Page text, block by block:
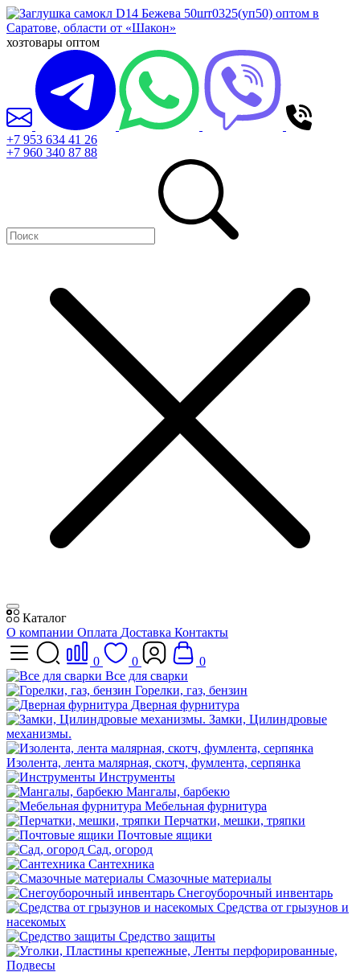
хозтовары оптом
+7 953 634 41 26
+7 960 340 87 88
Каталог
О компании Оплата Доставка Контакты
0 0
0
Все для сварки
Горелки, газ, бензин
Дверная фурнитура
Замки, Цилиндровые
механизмы.
Изолента, лента малярная, скотч, фумлента, серпянка
Инструменты
Мангалы, барбекю
Мебельная фурнитура
Перчатки, мешки, тряпки
Почтовые ящики
Сад, огород
Сантехника
Смазочные материалы
Снегоуборочный инвентарь
Средства от грызунов и
насекомых
Средство защиты